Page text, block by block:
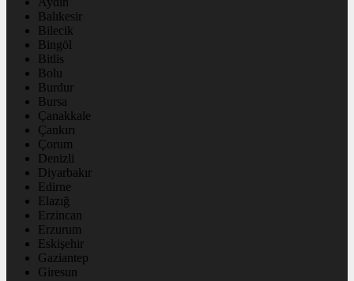
Balıkesir
Bilecik
Bingöl
Bitlis
Bolu
Burdur
Bursa
Çanakkale
Çankırı
Çorum
Denizli
Diyarbakır
Edirne
Elazığ
Erzincan
Erzurum
Eskişehir
Gaziantep
Giresun